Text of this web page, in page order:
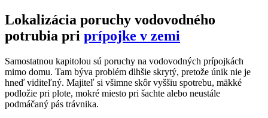
Lokalizácia poruchy vodovodného
potrubia pri prípojke v zemi
Samostatnou kapitolou sú poruchy na vodovodných prípojkách
mimo domu. Tam býva problém dlhšie skrytý, pretože únik nie je
hneď viditeľný. Majiteľ si všimne skôr vyššiu spotrebu, mäkké
podložie pri plote, mokré miesto pri šachte alebo neustále
podmáčaný pás trávnika.